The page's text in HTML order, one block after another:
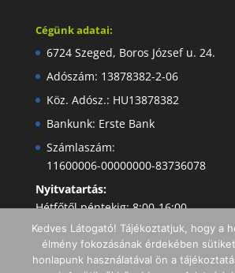
Cégünk adatai:
6724 Szeged, Boros József u. 24.
Adószám: 13878382-2-06
Köz. Adósz.: HU13878382
Bankunk: Erste Bank
Számlaszám:
11600006-00000000-83736078
Nyitvatartás:
Hétfőtől péntekig: 8:00-16:00
Kedves Látogató! Tájékoztatjuk, hogy a
élmény fokozásának érdekében
honlapunk használatával ön a